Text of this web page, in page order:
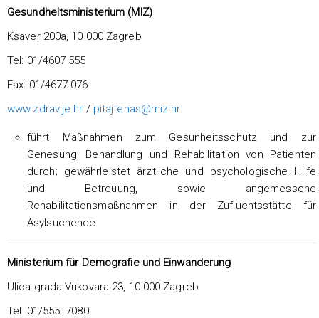
Gesundheitsministerium (MIZ)
Ksaver 200a, 10 000 Zagreb
Tel: 01/4607 555
Fax: 01/4677 076
www.zdravlje.hr / pitajtenas@miz.hr
führt Maßnahmen zum Gesunheitsschutz und zur
Genesung, Behandlung und Rehabilitation von Patienten
durch; gewährleistet ärztliche und psychologische Hilfe
und Betreuung, sowie angemessene
Rehabilitationsmaßnahmen in der Zufluchtsstätte für
Asylsuchende
Ministerium für Demografie und Einwanderung
Ulica grada Vukovara 23, 10 000 Zagreb
Tel: 01/555 7080